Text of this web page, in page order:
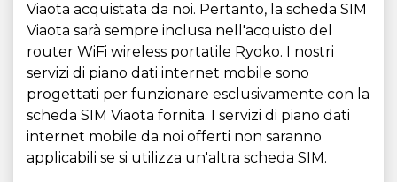
Viaota acquistata da noi. Pertanto, la scheda SIM
Viaota sarà sempre inclusa nell'acquisto del
router WiFi wireless portatile Ryoko. I nostri
servizi di piano dati internet mobile sono
progettati per funzionare esclusivamente con la
scheda SIM Viaota fornita. I servizi di piano dati
internet mobile da noi offerti non saranno
applicabili se si utilizza un'altra scheda SIM.